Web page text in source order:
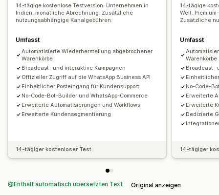
Upsell
Begrüßungsnachrichten
Tagging
Chatzuweisung Chatflows
14-tägige kostenlose Testversion. Unternehmen in
Indien, monatliche Abrechnung. Zusätzliche
nutzungsabhängige Kanalgebühren.
Umfasst
Automatisierte Wiederherstellung abgebrochener
Warenkörbe
Broadcast- und interaktive Kampagnen
Offizieller Zugriff auf die WhatsApp Business API
Einheitlicher Posteingang für Kundensupport
No-Code-Bot-Builder und WhatsApp-Commerce
Erweiterte Automatisierungen und Workflows
Erweiterte Kundensegmentierung
14-tägiger kostenloser Test
14-tägige
Welt.
Zusätzliche
Umfasst
Warenkörbe
Broadcast-
No-Code-
Erweiterte
Erweiterte
Dedizierte
14-tägiger
Enthält automatisch übersetzten Text Original anzeigen